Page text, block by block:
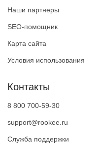
Наши партнеры
SEO-помощник
Карта сайта
Условия использования
Контакты
8 800 700-59-30
support@rookee.ru
Служба поддержки